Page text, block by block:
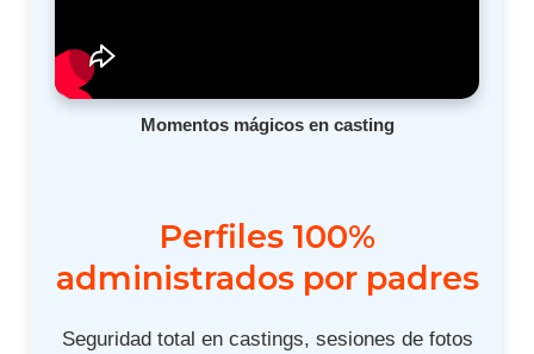
Momentos mágicos en casting
Perfiles 100%
administrados por padres
Seguridad total en castings, sesiones de fotos